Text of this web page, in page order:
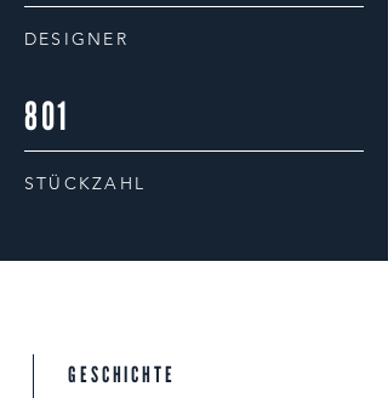
DESIGNER
801
STÜCKZAHL
GESCHICHTE